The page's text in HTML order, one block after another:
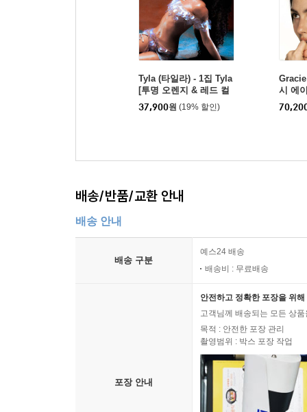
Tyla (타일라) - 1집 Tyla
[투명 오렌지 & 레드 컬
러 LP]
37,900원 (19% 할인)
시 에
LP]
배송/반품/교환 안내
배송 안내
배송 구분
예스24 배송
배송비 : 무료배송
포장 안내
안전하고 정확한 포장을 위
고객님께 배송되는 모든 상
목적 : 안전한 포장 관리
촬영범위 : 박스 포장 작업